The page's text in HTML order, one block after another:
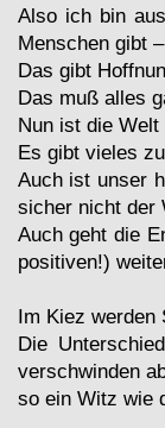
Also ich bin
Menschen gibt
Das gibt
Das muß alles
Nun ist die
Es gibt vieles
Auch ist unser
sicher nicht der
Auch geht die
positiven!)
Im Kiez werden
Die
verschwinden
so ein Witz wie